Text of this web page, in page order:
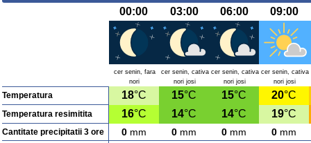
00:00 03:00 06:00 09:00
cer senin, fara
nori
cer senin, cativa
nori josi
cer senin, cativa
nori josi
cer senin, cativa
nori josi
Temperatura 18°C 15°C 15°C 20°C
Temperatura resimitita 16°C 14°C 14°C 19°C
Cantitate precipitatii 3 ore 0 mm 0 mm 0 mm 0 mm